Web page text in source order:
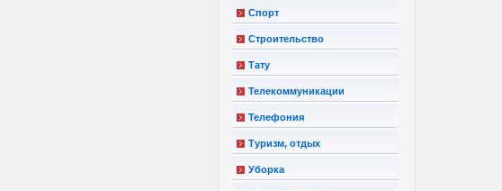
Спорт
Строительство
Тату
Телекоммуникации
Телефония
Туризм, отдых
Уборка